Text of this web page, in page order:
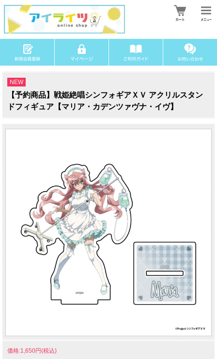
NEW
【予約商品】戦姫絶唱シンフォギアＸＶ アクリルスタン
ドフィギュア【マリア・カデンツァヴナ・イヴ】
価格:1,650円(税込)